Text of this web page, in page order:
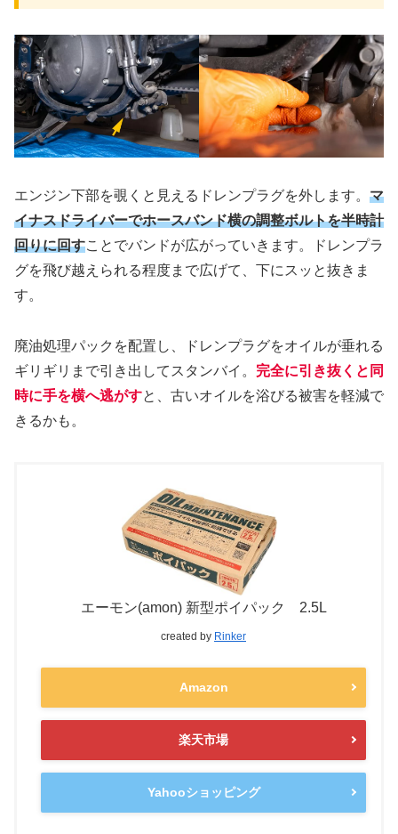
エンジン下部を覗くと見えるドレンプラグを外します。 マ
イナスドライバーでホースバンド横の調整ボルトを半時計
回りに回すことでバンドが広がっていきます。ドレンプラ
グを飛び越えられる程度まで広げて、下にスッと抜きま
す。
廃油処理パックを配置し、ドレンプラグをオイルが垂れる
ギリギリまで引き出してスタンバイ。 完全に引き抜くと同
時に手を横へ逃がすと、古いオイルを浴びる被害を軽減で
きるかも。
エーモン(amon) 新型ポイパック 2.5L
created by Rinker
Amazon
楽天市場
Yahooショッピング